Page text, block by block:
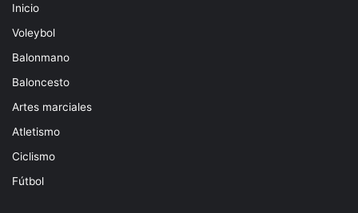
Inicio
Voleybol
Balonmano
Baloncesto
Artes marciales
Atletismo
Ciclismo
Fútbol